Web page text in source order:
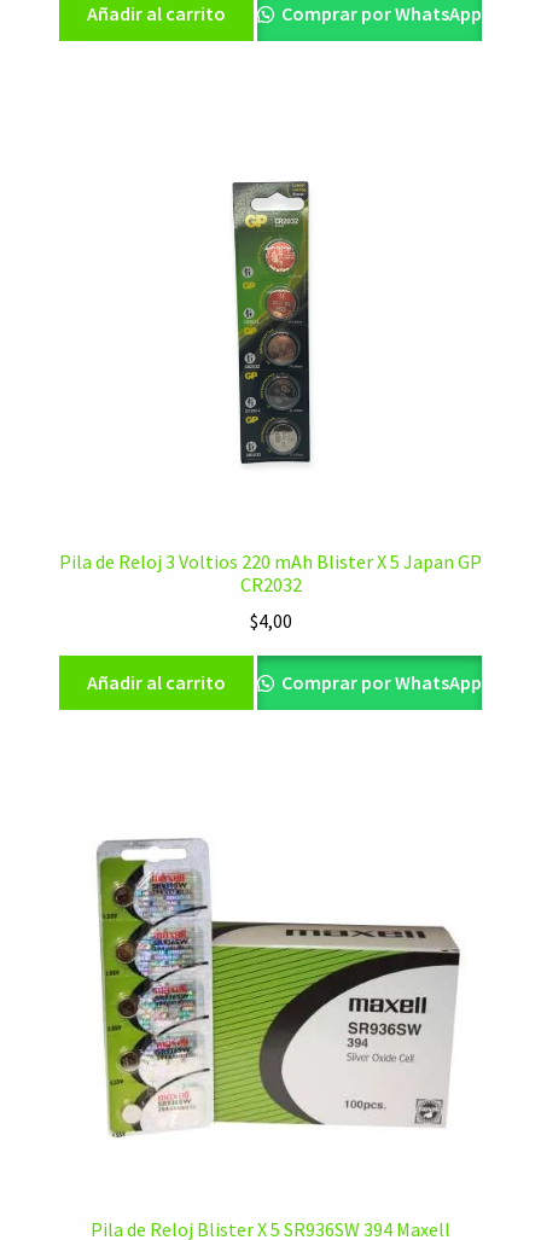
Añadir al carrito Comprar por WhatsApp
Pila de Reloj 3 Voltios 220 mAh Blister X 5 Japan GP
CR2032
$4,00
Añadir al carrito Comprar por WhatsApp
Pila de Reloj Blister X 5 SR936SW 394 Maxell